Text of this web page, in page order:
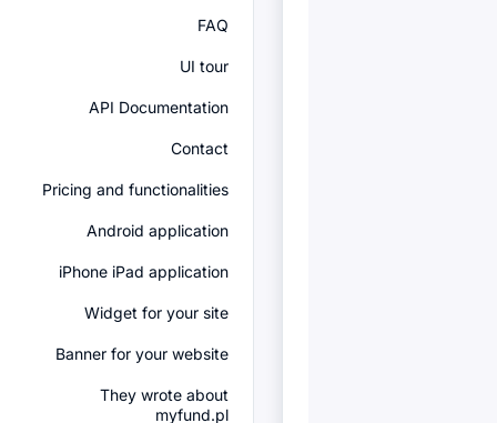
FAQ
UI tour
API Documentation
Contact
Pricing and functionalities
Android application
iPhone iPad application
Widget for your site
Banner for your website
They wrote about
myfund.pl